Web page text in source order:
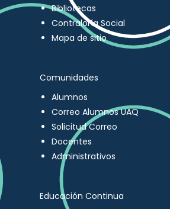
Bibliotecas
Contraloría Social
Mapa de sitio
Comunidades
Alumnos
Correo Alumnos UAQ
Solicitud Correo
Docentes
Administrativos
Educación Continua